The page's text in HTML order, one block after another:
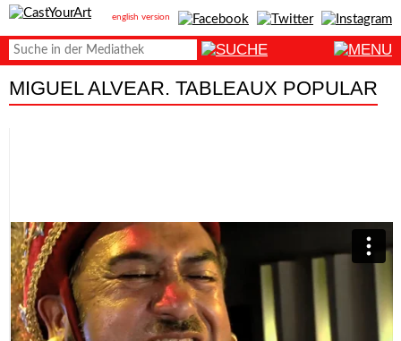
english version
MIGUEL ALVEAR. TABLEAUX POPULAR